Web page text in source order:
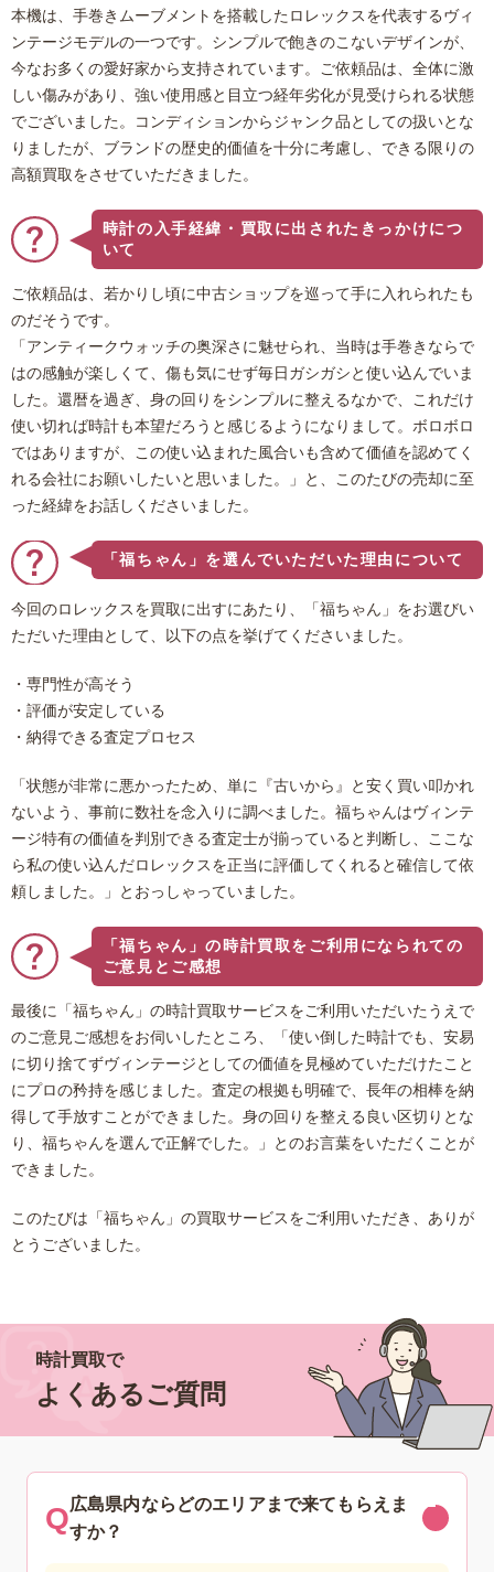
本機は、手巻きムーブメントを搭載したロレックスを代表するヴィ
ンテージモデルの一つです。シンプルで飽きのこないデザインが、
今なお多くの愛好家から支持されています。ご依頼品は、全体に激
しい傷みがあり、強い使用感と目立つ経年劣化が見受けられる状態
でございました。コンディションからジャンク品としての扱いとな
りましたが、ブランドの歴史的価値を十分に考慮し、できる限りの
高額買取をさせていただきました。
時計の入手経緯・買取に出されたきっかけにつ
いて
ご依頼品は、若かりし頃に中古ショップを巡って手に入れられたも
のだそうです。
「アンティークウォッチの奥深さに魅せられ、当時は手巻きならで
はの感触が楽しくて、傷も気にせず毎日ガシガシと使い込んでいま
した。還暦を過ぎ、身の回りをシンプルに整えるなかで、これだけ
使い切れば時計も本望だろうと感じるようになりまして。ボロボロ
ではありますが、この使い込まれた風合いも含めて価値を認めてく
れる会社にお願いしたいと思いました。」と、このたびの売却に至
った経緯をお話しくださいました。
「福ちゃん」を選んでいただいた理由について
今回のロレックスを買取に出すにあたり、「福ちゃん」をお選びい
ただいた理由として、以下の点を挙げてくださいました。
・専門性が高そう
・評価が安定している
・納得できる査定プロセス
「状態が非常に悪かったため、単に『古いから』と安く買い叩かれ
ないよう、事前に数社を念入りに調べました。福ちゃんはヴィンテ
ージ特有の価値を判別できる査定士が揃っていると判断し、ここな
ら私の使い込んだロレックスを正当に評価してくれると確信して依
頼しました。」とおっしゃっていました。
「福ちゃん」の時計買取をご利用になられての
ご意見とご感想
最後に「福ちゃん」の時計買取サービスをご利用いただいたうえで
のご意見ご感想をお伺いしたところ、「使い倒した時計でも、安易
に切り捨てずヴィンテージとしての価値を見極めていただけたこと
にプロの矜持を感じました。査定の根拠も明確で、長年の相棒を納
得して手放すことができました。身の回りを整える良い区切りとな
り、福ちゃんを選んで正解でした。」とのお言葉をいただくことが
できました。
このたびは「福ちゃん」の買取サービスをご利用いただき、ありが
とうございました。
時計買取で
よくあるご質問
広島県内ならどのエリアまで来てもらえま
すか？